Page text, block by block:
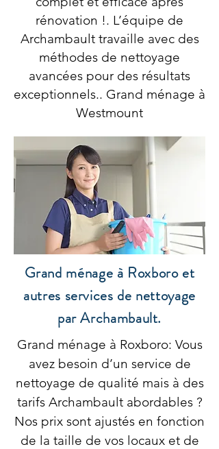
rénovation !. L’équipe de
Archambault travaille avec des
méthodes de nettoyage
avancées pour des résultats
exceptionnels.. Grand ménage à
Westmount
Grand ménage à Roxboro et
autres services de nettoyage
par Archambault.
Grand ménage à Roxboro: Vous
avez besoin d’un service de
nettoyage de qualité mais à des
tarifs Archambault abordables ?
Nos prix sont ajustés en fonction
de la taille de vos locaux et de